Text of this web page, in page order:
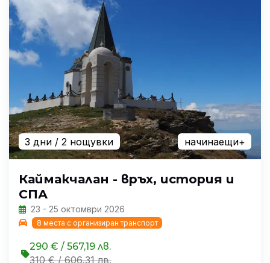
3 дни / 2 нощувки начинаещи+
Каймакчалан - връх, история и
СПА
23 - 25 октомври 2026
8 места с организиран транспорт
290 € / 567,19 лв.
310 € / 606,31 лв.